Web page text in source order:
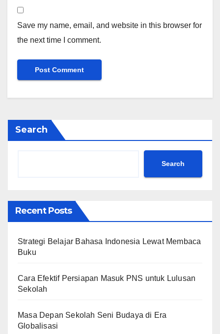
Save my name, email, and website in this browser for
the next time I comment.
Search
Search
Recent Posts
Strategi Belajar Bahasa Indonesia Lewat Membaca
Buku
Cara Efektif Persiapan Masuk PNS untuk Lulusan
Sekolah
Masa Depan Sekolah Seni Budaya di Era
Globalisasi